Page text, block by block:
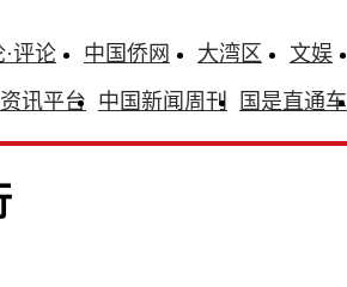
评论 中国侨网 大湾区 文娱
讯平台 中国新闻周刊 国是直通车